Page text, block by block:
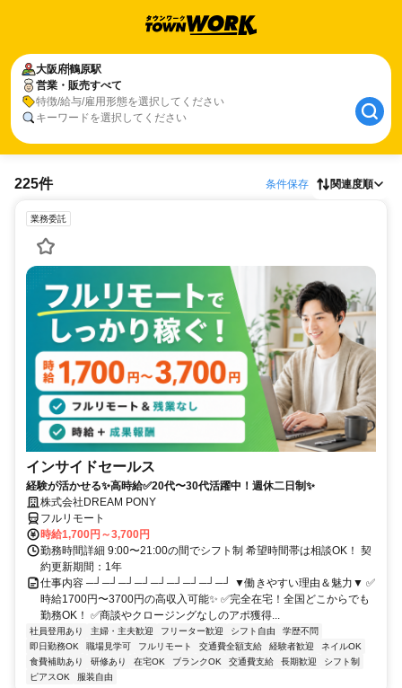
大阪府鶴原駅
営業・販売すべて
特徴/給与/雇用形態を選択してください
キーワードを選択してください
225件 条件保存 関連度順
業務委託
インサイドセールス
経験が活かせる✨高時給✅20代〜30代活躍中！週休二日制✨
株式会社DREAM PONY
フルリモート
時給1,700円～3,700円
勤務時間詳細 9:00〜21:00の間でシフト制 希望時間帯は相談OK！ 契
約更新期間：1年
仕事内容 ─┘─┘─┘─┘─┘─┘─┘─┘─┘ ▼働きやすい理由＆魅力▼ ✅
時給1700円〜3700円の高収入可能✨ ✅完全在宅！全国どこからでも
勤務OK！ ✅商談やクロージングなしのアポ獲得...
社員登用あり 主婦・主夫歓迎 フリーター歓迎 シフト自由
学歴不問
即日勤務OK
職場見学可 フルリモート 交通費全額支給 経験者歓迎
ネイルOK
食費補助あり
研修あり 在宅OK ブランクOK 交通費支給 長期歓迎
シフト制
ピアスOK
服装自由